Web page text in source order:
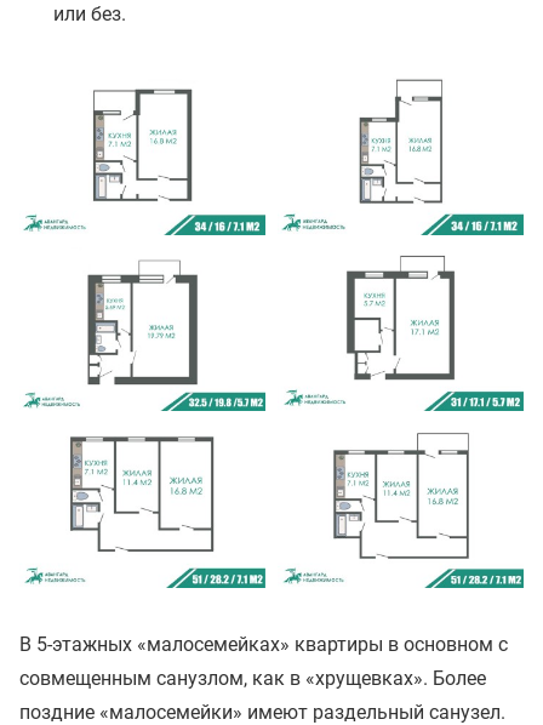
или без.
В 5-этажных «малосемейках» квартиры в основном с
совмещенным санузлом, как в «хрущевках». Более
поздние «малосемейки» имеют раздельный санузел.